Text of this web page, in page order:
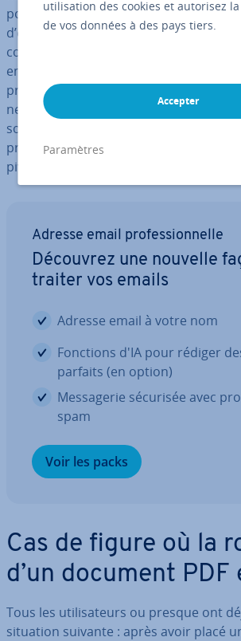
pour tous les uti­li­sa­teurs,
d’ex­ploi­ta­tion et du pé­ri­phé­rique. Il
convertir au préalable les formats tels
en PDF. Par ailleurs, la nu­mé­ri­sa­tion
produit gé­né­ra­le­ment un PDF. Mais
ne s’affiche pas cor­rec­te­ment et que
sont
proposons plusieurs solutions
pivoter et en­re­gis­trer un PDF.
Adresse email pro­fes­sion­nelle
Découvrez une nouvelle
traiter vos emails
Adresse email à votre nom
Fonctions d'IA pour rédiger
parfaits (en option)
Mes­sa­ge­rie sécurisée avec
spam
Voir les packs
Cas de figure où la
d’un document
Tous les uti­li­sa­teurs ou presque ont
situation suivante : après avoir placé
utilisation des cookies et autorisez
de vos données à des pays tiers.
Accepter
Paramètres